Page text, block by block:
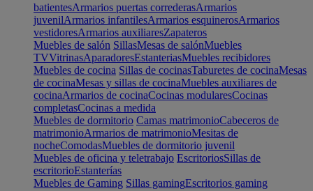
batientesArmarios puertas correderasArmarios
juvenilArmarios infantilesArmarios esquinerosArmarios
vestidoresArmarios auxiliaresZapateros
Muebles de salón SillasMesas de salónMuebles
TVVitrinasAparadoresEstanteriasMuebles recibidores
Muebles de cocina Sillas de cocinasTaburetes de cocinaMesas
de cocinaMesas y sillas de cocinaMuebles auxiliares de
cocinaArmarios de cocinaCocinas modularesCocinas
completasCocinas a medida
Muebles de dormitorio Camas matrimonioCabeceros de
matrimonioArmarios de matrimonioMesitas de
nocheComodasMuebles de dormitorio juvenil
Muebles de oficina y teletrabajo EscritoriosSillas de
escritorioEstanterías
Muebles de Gaming Sillas gamingEscritorios gaming